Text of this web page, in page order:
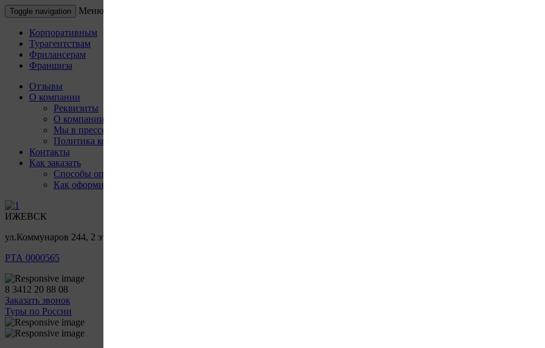
Toggle navigation Меню
Корпоративным
Турагентствам
Фрилансерам
Франшиза
Отзывы
О компании
Реквизиты
О компании
Мы в прессе
Политика конфиденциальности
Контакты
Как заказать
Способы оплаты
Как оформить заказ
ИЖЕВСК
ул.Коммунаров 244, 2 этаж, офис 205
РТА 0000565
8 3412 20 88 08
Заказать звонок
Туры по России